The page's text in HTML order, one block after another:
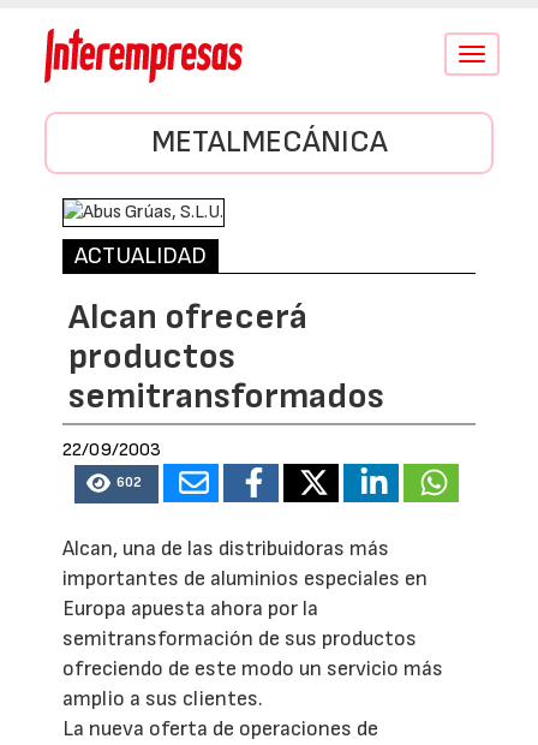
Conmutar
METALMECÁNICA
ACTUALIDAD
Alcan ofrecerá
productos
semitransformados
22/09/2003
602
Alcan, una de las distribuidoras más
importantes de aluminios especiales en
Europa apuesta ahora por la
semitransformación de sus productos
ofreciendo de este modo un servicio más
amplio a sus clientes.
La nueva oferta de operaciones de